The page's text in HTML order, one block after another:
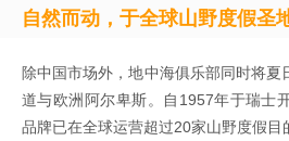
自然而动，于全球山野度假圣
除中国市场外，地中海俱乐部同时将
道与欧洲阿尔卑斯。自1957年于瑞士
品牌已在全球运营超过20家山野度假目